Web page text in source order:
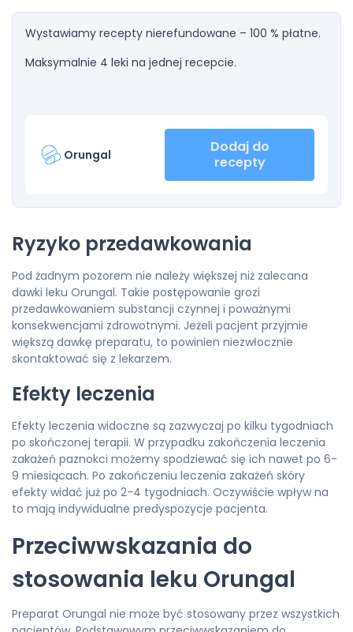
Wystawiamy recepty nierefundowane – 100 % płatne.
Maksymalnie 4 leki na jednej recepcie.
Orungal
Dodaj do
recepty
Ryzyko przedawkowania
Pod żadnym pozorem nie należy większej niż zalecana
dawki leku Orungal. Takie postępowanie grozi
przedawkowaniem substancji czynnej i poważnymi
konsekwencjami zdrowotnymi. Jeżeli pacjent przyjmie
większą dawkę preparatu, to powinien niezwłocznie
skontaktować się z lekarzem.
Efekty leczenia
Efekty leczenia widoczne są zazwyczaj po kilku tygodniach
po skończonej terapii. W przypadku zakończenia leczenia
zakażeń paznokci możemy spodziewać się ich nawet po 6-
9 miesiącach. Po zakończeniu leczenia zakażeń skóry
efekty widać już po 2-4 tygodniach. Oczywiście wpływ na
to mają indywidualne predyspozycje pacjenta.
Przeciwwskazania do
stosowania leku Orungal
Preparat Orungal nie może być stosowany przez wszystkich